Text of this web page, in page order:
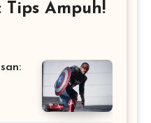
Tips Ampuh!